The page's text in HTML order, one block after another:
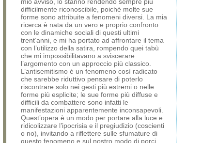
difficilmente riconoscibile, poiché molte sue
forme sono attribuite a fenomeni diversi. La mia
ricerca è nata da un vero e proprio confronto
con le dinamiche sociali di questi ultimi
trent’anni, e mi ha portato ad affrontare il tema
con l’utilizzo della satira, rompendo quei tabù
che mi impossibilitavano a sviscerare
l’argomento con un approccio più classico.
L’antisemitismo è un fenomeno così radicato
che sarebbe riduttivo pensare di poterlo
riscontrare solo nei gesti più estremi o nelle
forme più esplicite; le sue forme più diffuse e
difficili da combattere sono infatti le
manifestazioni apparentemente inconsapevoli.
Quest’opera è un modo per portare alla luce e
ridicolizzare l’ipocrisia e il pregiudizio (coscienti
o no), invitando a riflettere sulle sfumature di
questo fenomeno e sul nostro modo di porci